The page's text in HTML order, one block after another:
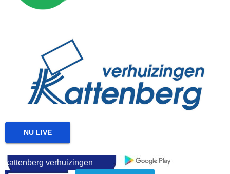
reanimatie ermelo
kattenberg verhuizingen
NU LIVE